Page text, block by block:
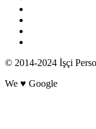
© 2014-2024 İşçi
We ♥ Google